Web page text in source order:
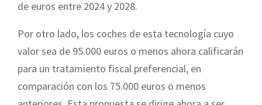
de euros entre 2024 y 2028.
Por otro lado, los coches de esta tecnología cuyo
valor sea de 95.000 euros o menos ahora calificarán
para un tratamiento fiscal preferencial, en
comparación con los 75.000 euros o menos